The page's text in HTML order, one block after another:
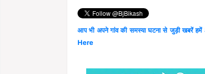
आप भी अपने गांव की समस्या घटना से जुड़ी खबरें
Here